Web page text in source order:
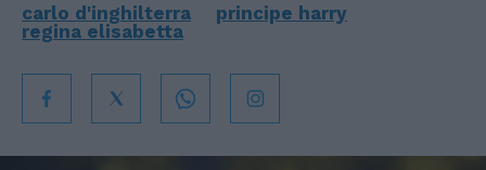
carlo d'inghilterra
principe harry
regina elisabetta